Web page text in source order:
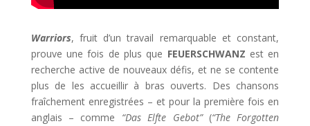
Warriors, fruit d’un travail remarquable et constant,
prouve une fois de plus que FEUERSCHWANZ est en
recherche active de nouveaux défis, et ne se contente
plus de les accueillir à bras ouverts. Des chansons
fraîchement enregistrées – et pour la première fois en
anglais – comme “Das Elfte Gebot”(“The Forgotten